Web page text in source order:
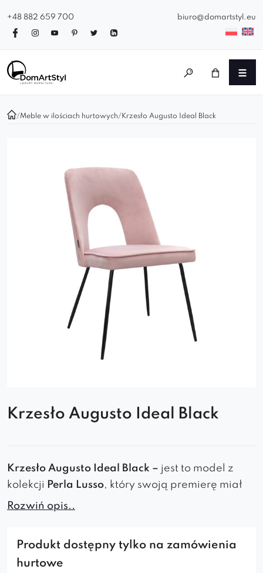
+48 882 659 700 biuro@domartstyl.eu
/Meble w ilościach hurtowych/ Krzesło Augusto Ideal Black
Krzesło Augusto Ideal Black
Krzesło Augusto Ideal Black – jest to model z
kolekcji Perla Lusso, który swoją premierę miał
na targach w Kolonii Imm Cologne 2018. To iście
zastosowanie lamówki przy wykańczaniu
siedziska. Całość prezentuje się
Rozwiń opis..
Produkt dostępny tylko na zamówienia
hurtowe